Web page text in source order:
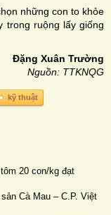
những con to khỏe
trong ruộng lấy giống
Đặng Xuân Trường
Nguồn: TTKNQG
kỹ thuật
20 con/kg đạt
Cà Mau – C.P. Việt